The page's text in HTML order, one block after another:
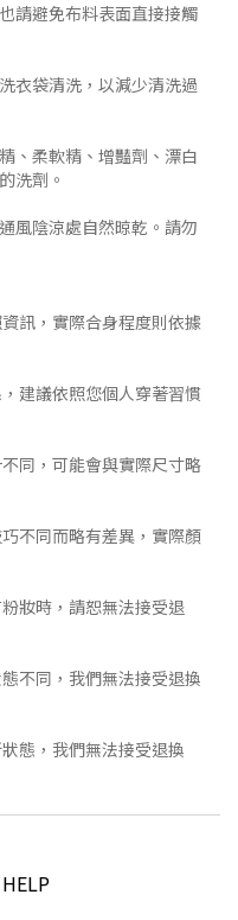
請避免布料表面直接接觸
衣袋清洗，以減少清洗過
、柔軟精、增豔劑、漂白
洗劑。
風陰涼處自然晾乾。請勿
訊，實際合身程度則依據
建議依照您個人穿著習慣
同，可能會與實際尺寸略
不同而略有差異，實際顏
妝時，請恕無法接受退
不同，我們無法接受退換
態，我們無法接受退換